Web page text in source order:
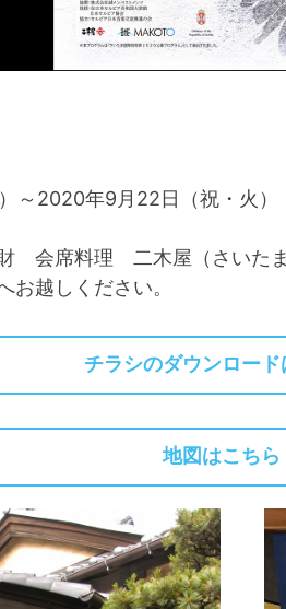
2020年9月22日（祝・火）
会席料理 二木屋（さいた
お越しください。
チラシのダウンロード
地図はこちら